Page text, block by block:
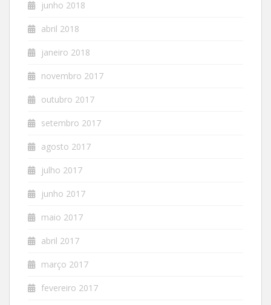
junho 2018
abril 2018
janeiro 2018
novembro 2017
outubro 2017
setembro 2017
agosto 2017
julho 2017
junho 2017
maio 2017
abril 2017
março 2017
fevereiro 2017